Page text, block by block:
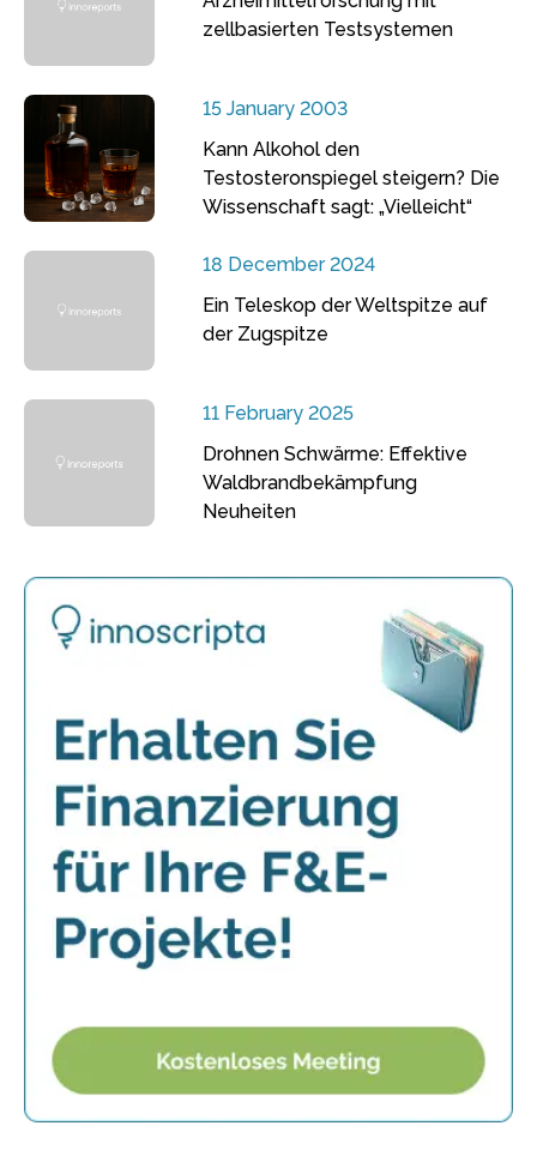
zellbasierten Testsystemen
15 January 2003
Kann Alkohol den
Testosteronspiegel steigern? Die
Wissenschaft sagt: „Vielleicht“
18 December 2024
Ein Teleskop der Weltspitze auf
der Zugspitze
11 February 2025
Drohnen Schwärme: Effektive
Waldbrandbekämpfung
Neuheiten